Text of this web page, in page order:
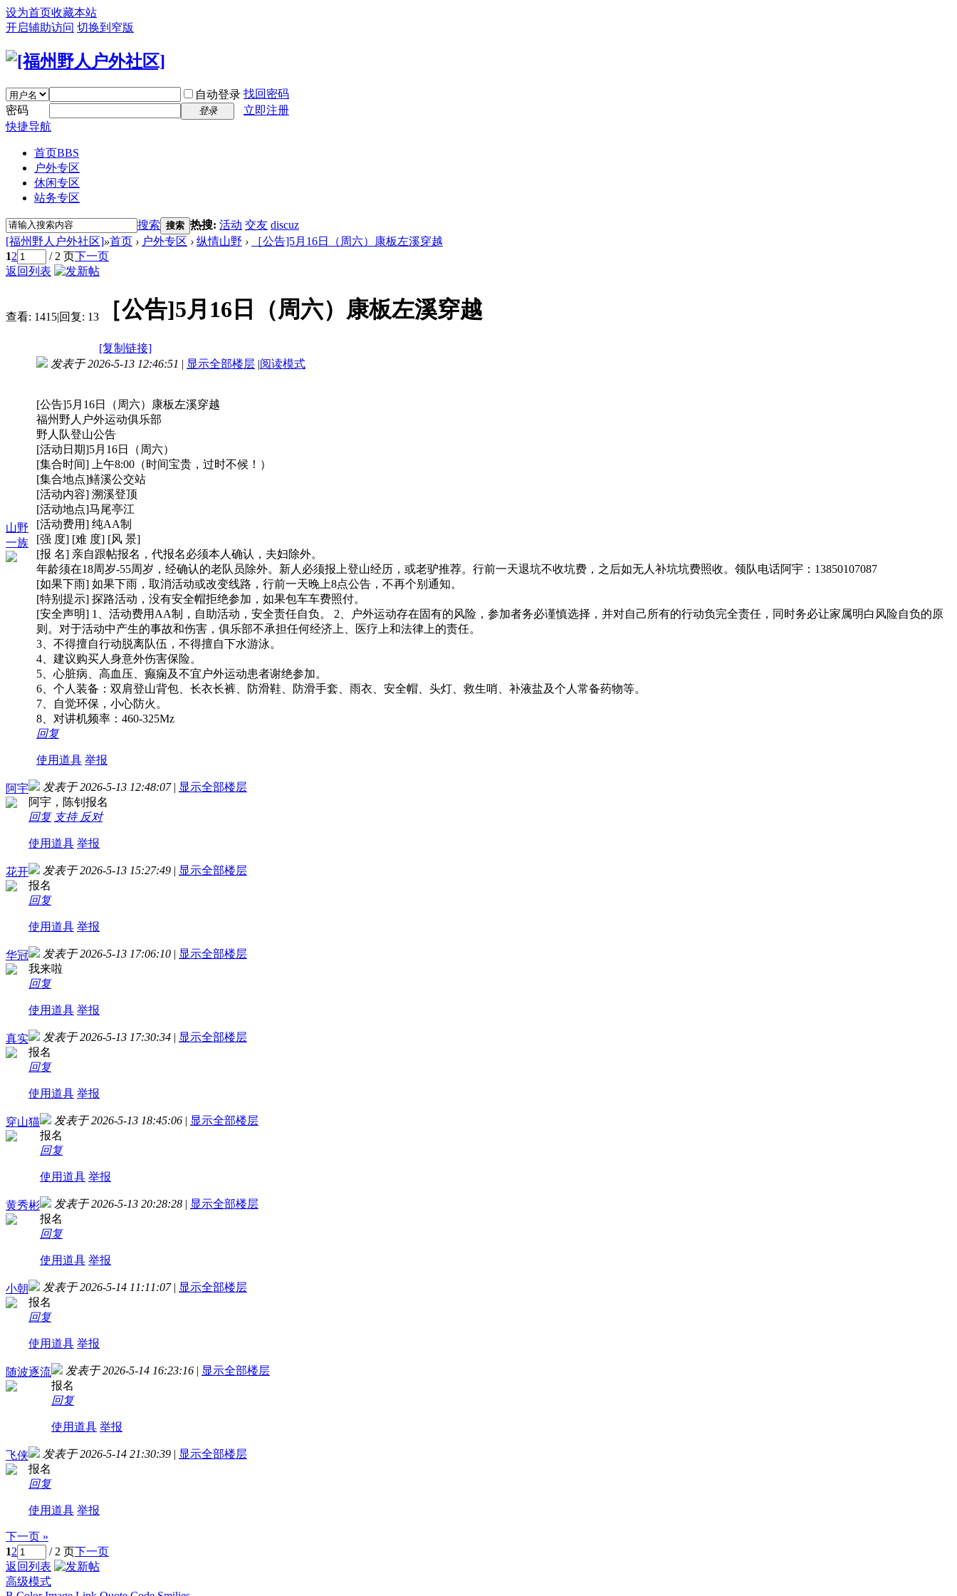
设为首页收藏本站
开启辅助访问 切换到窄版
自动登录 找回密码
密码
登录
立即注册
快捷导航
首页BBS
户外专区
休闲专区
站务专区
搜索 搜索 热搜: 活动 交友 discuz
[福州野人户外社区]»首页 › 户外专区 › 纵情山野 ›
［公告]5月16日（周六）康板左溪穿越
12 / 2 页下一页
返回列表
查看: 1415|回复: 13 ［公告]5月16日（周六）康板左溪穿越
[复制链接]
山野
一族
发表于 2026-5-13 12:46:51 | 显示全部楼层 |阅读模式
[公告]5月16日（周六）康板左溪穿越
福州野人户外运动俱乐部
野人队登山公告
[活动日期]5月16日（周六）
[集合时间] 上午8:00（时间宝贵，过时不候！）
[集合地点]鳝溪公交站
[活动内容] 溯溪登顶
[活动地点]马尾亭江
[活动费用] 纯AA制
[强 度] [难 度] [风 景]
[报 名] 亲自跟帖报名，代报名必须本人确认，夫妇除外。
年龄须在18周岁-55周岁，经确认的老队员除外。新人必须报上登山经历，或老驴推荐。行前一天退坑不收坑费，之后如无人补坑坑费照收。领队电话阿宇：13850107087
[如果下雨] 如果下雨，取消活动或改变线路，行前一天晚上8点公告，不再个别通知。
[特别提示] 探路活动，没有安全帽拒绝参加，如果包车车费照付。
[安全声明] 1、活动费用AA制，自助活动，安全责任自负。 2、户外运动存在固有的风险，参加者务必谨慎选择，并对自己所有的行动负完全责任，同时务必让家属明白风险自负的原
则。对于活动中产生的事故和伤害，俱乐部不承担任何经济上、医疗上和法律上的责任。
3、不得擅自行动脱离队伍，不得擅自下水游泳。
4、建议购买人身意外伤害保险。
5、心脏病、高血压、癫痫及不宜户外运动患者谢绝参加。
6、个人装备：双肩登山背包、长衣长裤、防滑鞋、防滑手套、雨衣、安全帽、头灯、救生哨、补液盐及个人常备药物等。
7、自觉环保，小心防火。
8、对讲机频率：460-325Mz
回复
使用道具 举报
阿宇 发表于 2026-5-13 12:48:07 | 显示全部楼层
阿宇，陈钊报名
回复 支持 反对
使用道具 举报
花开 发表于 2026-5-13 15:27:49 | 显示全部楼层
报名
回复
使用道具 举报
华冠 发表于 2026-5-13 17:06:10 | 显示全部楼层
我来啦
回复
使用道具 举报
真实 发表于 2026-5-13 17:30:34 | 显示全部楼层
报名
回复
使用道具 举报
穿山猫 发表于 2026-5-13 18:45:06 | 显示全部楼层
报名
回复
使用道具 举报
黄秀彬 发表于 2026-5-13 20:28:28 | 显示全部楼层
报名
回复
使用道具 举报
小朝 发表于 2026-5-14 11:11:07 | 显示全部楼层
报名
回复
使用道具 举报
随波逐流 发表于 2026-5-14 16:23:16 | 显示全部楼层
报名
回复
使用道具 举报
飞侠 发表于 2026-5-14 21:30:39 | 显示全部楼层
报名
回复
使用道具 举报
下一页 »
12 / 2 页下一页
返回列表
高级模式